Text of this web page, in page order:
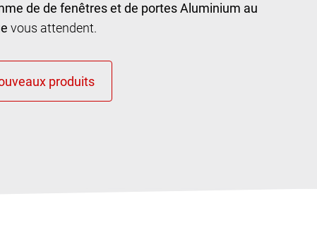
de de fenêtres et de portes Aluminium au
vous attendent.